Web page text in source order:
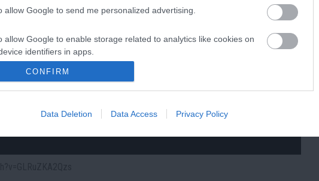
allow Google to send me personalized advertising.
allow Google to enable storage related to analytics like cookies on
identifiers in apps.
allow Google to enable storage related to functionality of the website
allow Google to enable storage related to personalization.
functionality and fraud prevention, and other user protection.
CONFIRM
Data Deletion Data Access Privacy Policy